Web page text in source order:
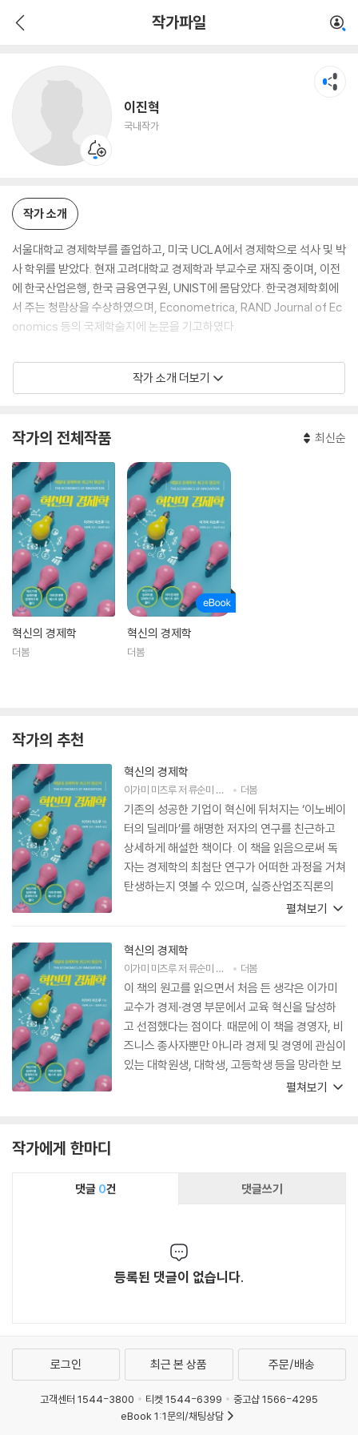
작가파일
이진혁
국내작가
작가 소개
서울대학교 경제학부를 졸업하고, 미국 UCLA에서 경제학으로 석사 및 박
사 학위를 받았다. 현재 고려대학교 경제학과 부교수로 재직 중이며, 이전
에 한국산업은행, 한국 금융연구원, UNIST에 몸담았다. 한국경제학회에
서 주는 청람상을 수상하였으며, Econometrica, RAND Journal of Ec
onomics 등의 국제학술지에 논문을 기고하였다.
작가 소개 더보기
작가의 전체작품 최신순
혁신의 경제학
더봄
혁신의 경제학
더봄
작가의 추천
혁신의 경제학
이가미 미츠루저류순미 이진혁감수
더봄
기존의 성공한 기업이 혁신에 뒤처지는 ‘이노베이
터의 딜레마’를 해명한 저자의 연구를 친근하고
상세하게 해설한 책이다. 이 책을 읽음으로써 독
자는 경제학의 최첨단 연구가 어떠한 과정을 거쳐
탄생하는지 엿볼 수 있으며, 실증산업조직론의
첨단 분야인 구조추정 분야에 대해 차근차근 배울
게 풀어쓴 책이라서 경제학적 지식이 없는 독자도
흥미롭게 읽을 수 있다.
펼쳐보기
혁신의 경제학
이가미 미츠루저류순미 이진혁감수
더봄
이 책의 원고를 읽으면서 처음 든 생각은 이가미
교수가 경제·경영 부문에서 교육 혁신을 달성하
고 선점했다는 점이다. 때문에 이 책을 경영자, 비
즈니스 종사자뿐만 아니라 경제 및 경영에 관심이
있는 대학원생, 대학생, 고등학생 등을 망라한 보
다 많은 사람들에게 권하고 싶다. 내가 이 책을 좀
펼쳐보기
작가에게 한마디
댓글 0건 댓글쓰기
등록된 댓글이 없습니다.
로그인 최근 본 상품 주문/배송
고객센터 1544-3800 티켓 1544-6399
중고샵 1566-4295
eBook 1:1문의/채팅상담